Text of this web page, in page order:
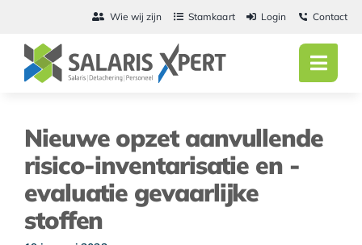
inhoud
Wie wij zijn Stamkaart Login Contact
Nieuwe opzet aanvullende
risico-inventarisatie en -
evaluatie gevaarlijke
stoffen